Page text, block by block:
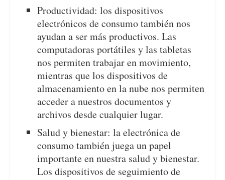
Productividad: los dispositivos
electrónicos de consumo también nos
ayudan a ser más productivos. Las
computadoras portátiles y las tabletas
nos permiten trabajar en movimiento,
mientras que los dispositivos de
almacenamiento en la nube nos permiten
acceder a nuestros documentos y
archivos desde cualquier lugar.
Salud y bienestar: la electrónica de
consumo también juega un papel
importante en nuestra salud y bienestar.
Los dispositivos de seguimiento de